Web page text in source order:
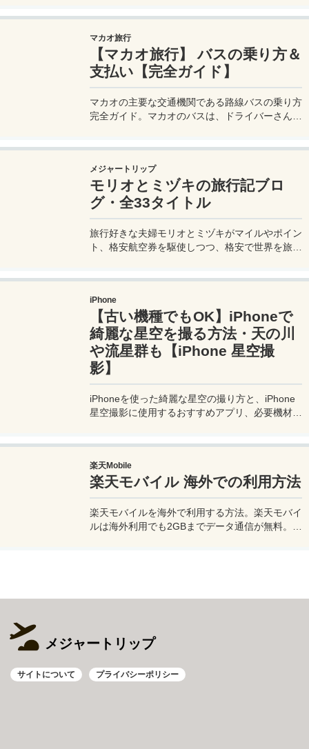
マカオ旅行
【マカオ旅行】 バスの乗り方＆
支払い【完全ガイド】
マカオの主要な交通機関である路線バスの乗り方
完全ガイド。マカオのバスは、ドライバーさんも
法を知って、現地での移動に備えよう。
メジャートリップ
モリオとミヅキの旅行記ブロ
グ・全33タイトル
旅行好きな夫婦モリオとミヅキがマイルやポイン
ト、格安航空券を駆使しつつ、格安で世界を旅す
便利な情報、かかった費用など様々な情報をお届
け！夫婦喧嘩あり、ホロッと涙することもあり、
中年夫婦の等身大旅行記ブログ。
iPhone
【古い機種でもOK】iPhoneで
綺麗な星空を撮る方法・天の川
や流星群も【iPhone 星空撮
影】
iPhoneを使った綺麗な星空の撮り方と、iPhone
星空撮影に使用するおすすめアプリ、必要機材な
ば流星群の流れ星も撮影可能なので、iPhoneで
綺麗な星空撮影をしたいときはチャレンジしてみ
よう。
楽天Mobile
楽天モバイル 海外での利用方法
楽天モバイルを海外で利用する方法。楽天モバイ
ルは海外利用でも2GBまでデータ通信が無料。ま
メジャートリップ
サイトについて プライバシーポリシー